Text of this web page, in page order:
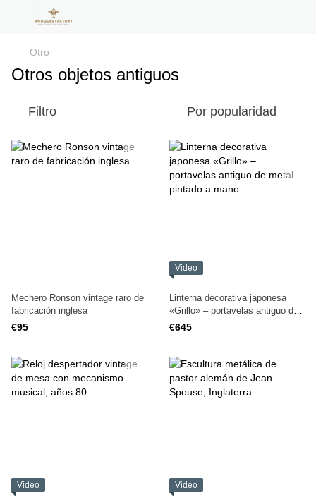
Otro
Otros objetos antiguos
Filtro Por popularidad
Mechero Ronson vintage raro de
fabricación inglesa
€95
Video
Linterna decorativa japonesa
«Grillo» – portavelas antiguo de
metal pintado a mano
€645
Video Video